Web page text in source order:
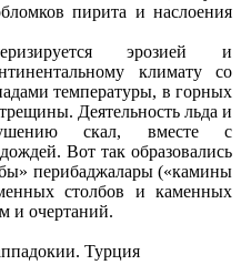
пирита и наслоения
эрозией и
климату со
температуры, в горных
Деятельность льда и
скал, вместе с
Вот так образовались
перибаджалары («камины
столбов и каменных
и очертаний.